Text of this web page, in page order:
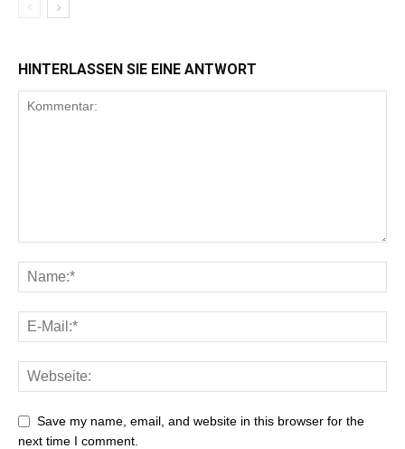
HINTERLASSEN SIE EINE ANTWORT
Save my name, email, and website in this browser for the
next time I comment.